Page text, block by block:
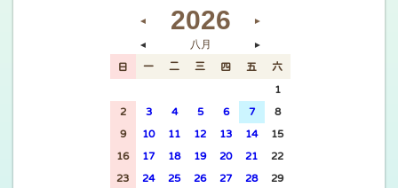
◄ 2026 ►
◄ 八月 ►
日 一 二 三 四 五 六
1
2 3 4 5 6 7 8
9 10 11 12 13 14 15
16 17 18 19 20 21 22
23 24 25 26 27 28 29